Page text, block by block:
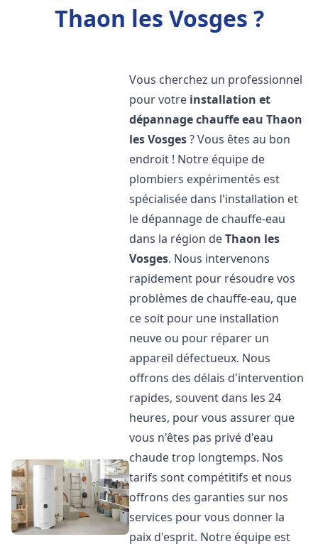
Thaon les Vosges ?
Vous cherchez un professionnel
pour votre installation et
dépannage chauffe eau Thaon
les Vosges? Vous êtes au bon
endroit ! Notre équipe de
plombiers expérimentés est
spécialisée dans l'installation et
le dépannage de chauffe-eau
dans la région deThaon les
Vosges. Nous intervenons
rapidement pour résoudre vos
problèmes de chauffe-eau, que
ce soit pour une installation
neuve ou pour réparer un
appareil défectueux. Nous
offrons des délais d'intervention
rapides, souvent dans les 24
heures, pour vous assurer que
vous n'êtes pas privé d'eau
chaude trop longtemps. Nos
tarifs sont compétitifs et nous
offrons des garanties sur nos
services pour vous donner la
paix d'esprit. Notre équipe est